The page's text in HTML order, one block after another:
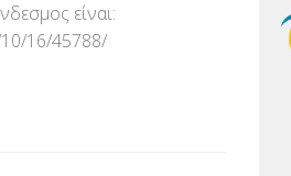
είναι:
16/45788/